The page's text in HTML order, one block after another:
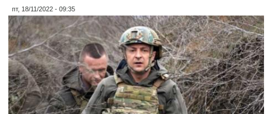
пт, 18/11/2022 - 09:35